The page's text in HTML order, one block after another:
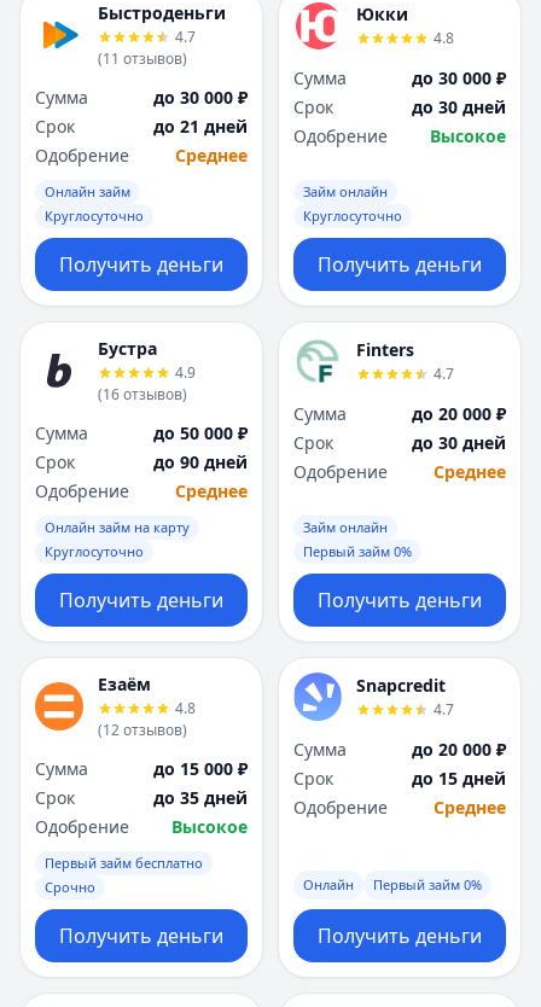
Быстроденьги
4.7
(11 отзывов)
Сумма
до 30 000 ₽
Срок
до 21 дней
Одобрение
Среднее
Онлайн займ
Круглосуточно
Получить деньги
Юкки
4.8
Сумма
до 30 000 ₽
Срок
до 30 дней
Одобрение
Высокое
Займ онлайн
Круглосуточно
Получить деньги
Бустра
4.9
(16отзывов)
Сумма
до 50 000 ₽
Срок
до 90 дней
Одобрение
Среднее
Онлайн займ на карту
Круглосуточно
Получить деньги
Finters
4.7
Сумма
до 20 000 ₽
Срок
до 30 дней
Одобрение
Среднее
Займ онлайн
Первый займ 0%
Получить деньги
Езаём
4.8
(12отзывов)
Сумма
до 15 000 ₽
Срок
до 35 дней
Одобрение
Высокое
Первый займ бесплатно
Срочно
Получить деньги
Snapcredit
4.7
Сумма
до 20 000 ₽
Срок
до 15 дней
Одобрение
Среднее
Онлайн Первый займ 0%
Получить деньги